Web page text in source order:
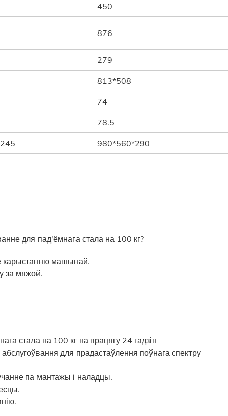
450
876
279
813*508
74
78.5
980*560*290
для пад'ёмнага стала на 100 кг?
карыстанню машынай.
за мяжой.
стала на 100 кг на працягу 24 гадзін
для прадастаўлення поўнага спектру
па мантажы і наладцы.